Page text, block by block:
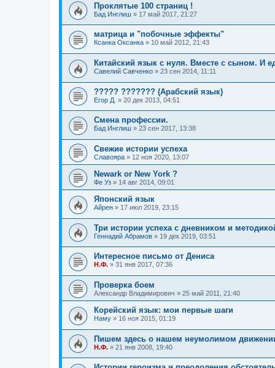
Проклятые 100 страниц !
Бад Инглиш » 17 май 2017, 21:27
матрица и "побочные эффекты"
Ксанка Оксанка » 10 май 2012, 21:43
Китайский язык с нуля. Вместе с сыном. И
Савелий Савченко » 23 сен 2014, 11:11
????? ??????? (Арабский язык)
Егор Д. » 20 дек 2013, 04:51
Смена профессии.
Бад Инглиш » 23 сен 2017, 13:38
Свежие истории успеха
Славояра » 12 ноя 2020, 13:07
Newark or New York ?
Фе Уз » 14 авг 2014, 09:01
Японский язык
Айрен » 17 июл 2019, 23:15
Три истории успеха с дневником и
Геннадий Абрамов » 19 дек 2019, 03:51
Интересное письмо от Дениса
Н.Ф. » 31 янв 2017, 07:36
Проверка боем
Александр Владимирович » 25 май 2011, 21:40
Корейский язык: мои первые шаги
Наму » 16 ноя 2015, 01:19
Пишем здесь о нашем неумолимом
Н.Ф. » 21 янв 2008, 19:40